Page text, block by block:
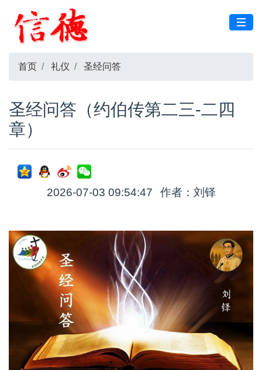
首页 礼仪 圣经问答
圣经问答（约伯传第二三-二四
章）
2026-07-03 09:54:47 作者：刘铎